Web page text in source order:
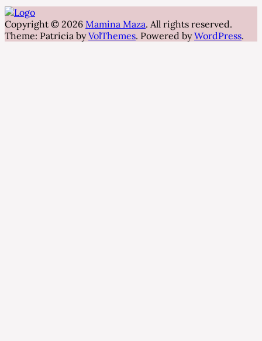
Copyright © 2026 Mamina Maza. All rights reserved.
Theme: Patricia byVolThemes. Powered byWordPress.